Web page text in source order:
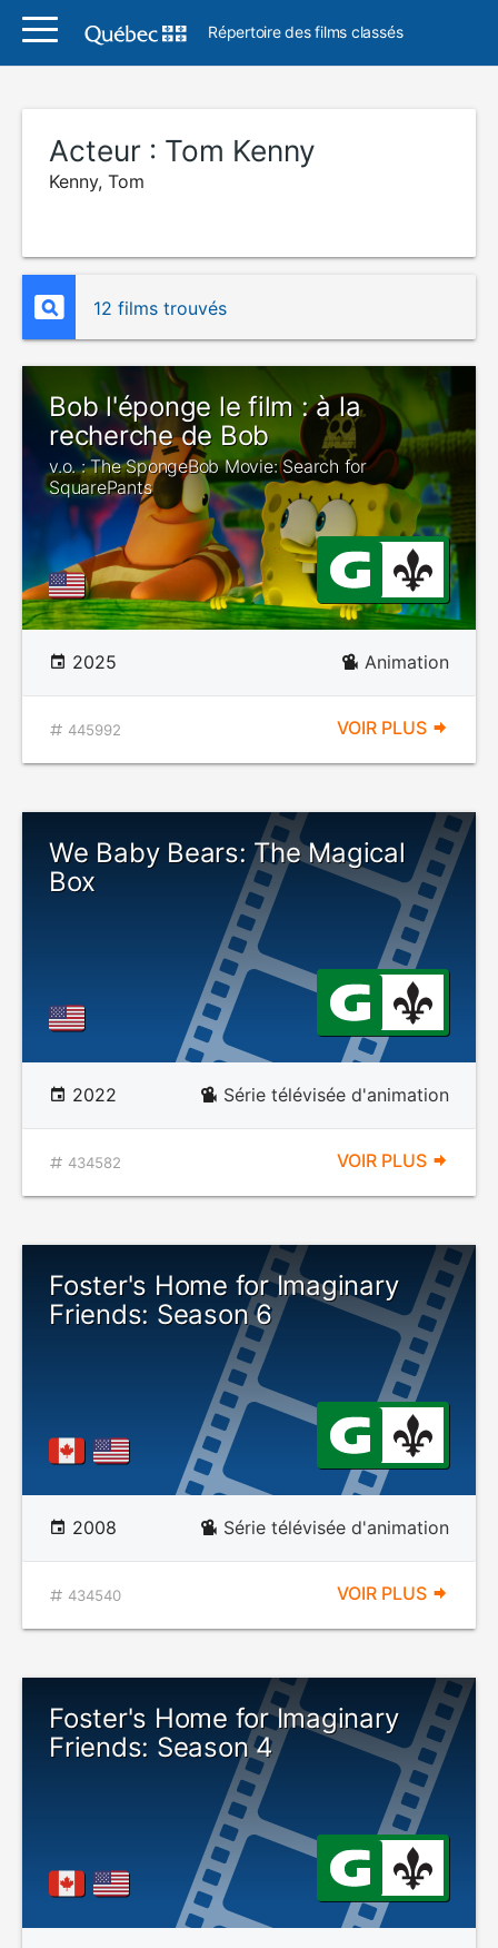
Répertoire des films classés
Acteur : Tom Kenny
Kenny, Tom
12 films trouvés
Bob l'éponge le film : à la
recherche de Bob
v.o. : The SpongeBob Movie: Search for
SquarePants
2025 Animation
445992 VOIR PLUS
We Baby Bears: The Magical
Box
2022 Série télévisée d'animation
434582 VOIR PLUS
Foster's Home for Imaginary
Friends: Season 6
2008 Série télévisée d'animation
434540 VOIR PLUS
Foster's Home for Imaginary
Friends: Season 4